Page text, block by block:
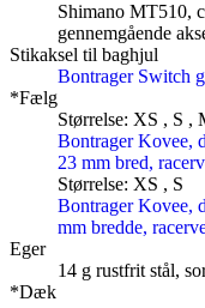
Shimano MT510,
gennemgående
Stikaksel til baghjul
Bontrager Switch
*Fælg
Størrelse: XS , S ,
Bontrager Kovee,
23 mm bred,
Størrelse: XS , S
Bontrager Kovee,
mm bredde,
Eger
14 g rustfrit stål,
*Dæk